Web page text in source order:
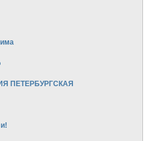
ПЕТЕРБУРГСКАЯ